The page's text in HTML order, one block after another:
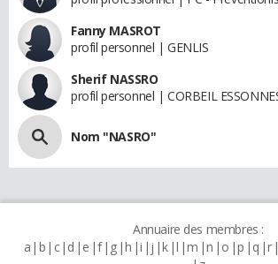
Fanny MASROT
profil personnel | GENLIS
Sherif NASSRO
profil personnel | CORBEIL
Nom "NASRO"
Annuaire des membres :
a b c d e f g h i j k l m n o p q r